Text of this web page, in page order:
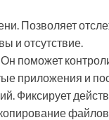
Позволяет
и отсутствие.
поможет
приложения и
Фиксирует